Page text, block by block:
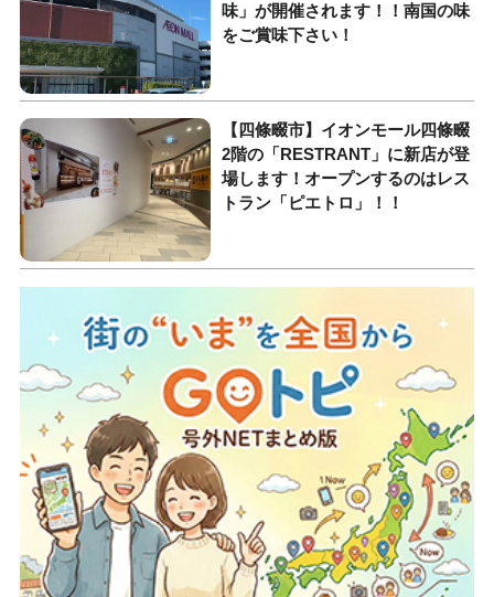
味」が開催されます！！南国の味
をご賞味下さい！
【四條畷市】イオンモール四條畷
2階の「RESTRANT」に新店が登
場します！オープンするのはレス
トラン「ピエトロ」！！